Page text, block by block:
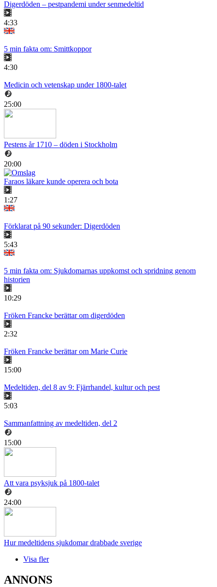
Digerdöden – pestpandemi under senmedeltid
4:33
5 min fakta om: Smittkoppor
4:30
Medicin och vetenskap under 1800-talet
25:00
Pestens år 1710 – döden i Stockholm
20:00
Faraos läkare kunde operera och bota
1:27
Förklarat på 90 sekunder: Digerdöden
5:43
5 min fakta om: Sjukdomarnas uppkomst och spridning genom
historien
10:29
Fröken Francke berättar om digerdöden
2:32
Fröken Francke berättar om Marie Curie
15:00
Medeltiden, del 8 av 9: Fjärrhandel, kultur och pest
5:03
Sammanfattning av medeltiden, del 2
15:00
Att vara psyksjuk på 1800-talet
24:00
Hur medeltidens sjukdomar drabbade sverige
Visa fler
ANNONS